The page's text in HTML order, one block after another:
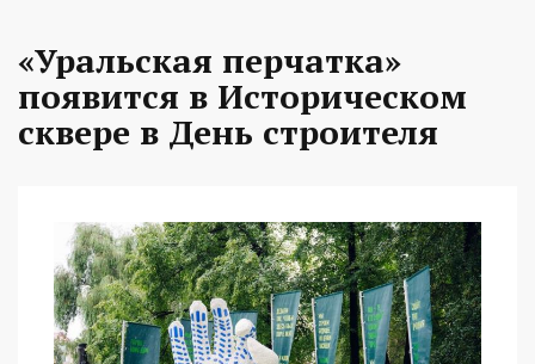
«Уральская перчатка»
появится в Историческом
сквере в День строителя